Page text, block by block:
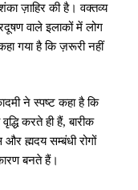
ज़ाहिर की है। वक्तव्य
वाले इलाकों में लोग
गया है कि ज़रूरी नहीं
ने स्पष्ट कहा है कि
करते ही हैं,बारीक
ह्मदय सम्बंधी रोगों
बनते हैं।